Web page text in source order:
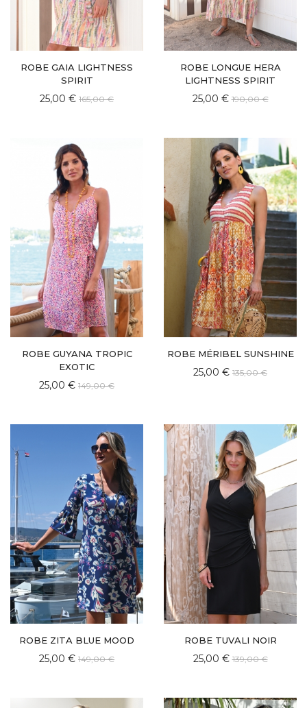
ROBE GAIA LIGHTNESS
SPIRIT
25,00 € 165,00 €
ROBE LONGUE HERA
LIGHTNESS SPIRIT
25,00 € 190,00 €
ROBE GUYANA TROPIC
EXOTIC
25,00 € 149,00 €
ROBE MÉRIBEL SUNSHINE
25,00 € 135,00 €
ROBE ZITA BLUE MOOD
25,00 € 149,00 €
ROBE TUVALI NOIR
25,00 € 139,00 €